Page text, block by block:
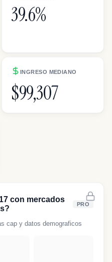
39.6%
INGRESO MEDIANO
$99,307
con mercados
PRO
cap y datos demograficos